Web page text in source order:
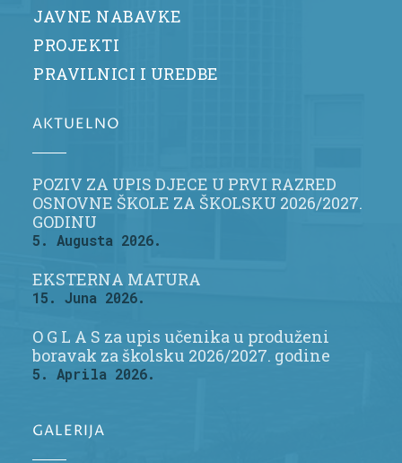
JAVNE NABAVKE
PROJEKTI
PRAVILNICI I UREDBE
AKTUELNO
POZIV ZA UPIS DJECE U PRVI RAZRED
OSNOVNE ŠKOLE ZA ŠKOLSKU 2026/2027.
GODINU
5. Augusta 2026.
EKSTERNA MATURA
15. Juna 2026.
O G L A S za upis učenika u produženi
boravak za školsku 2026/2027. godine
5. Aprila 2026.
GALERIJA